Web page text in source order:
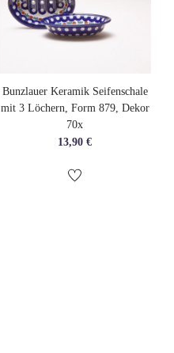
Bunzlauer Keramik Seifenschale
mit 3 Löchern, Form 879, Dekor
70x
13,90€